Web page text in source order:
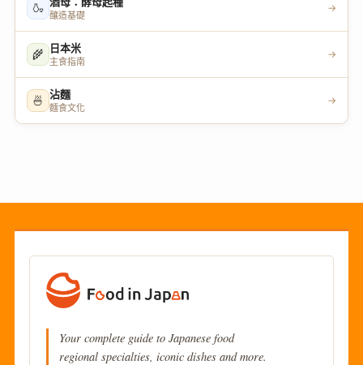
🍶
釀造基礎
→
🌾 日本米
主食指南
→
🍜 沾麵
麵食文化
→
Your complete guide to Japanese food
regional specialties, iconic dishes and more.